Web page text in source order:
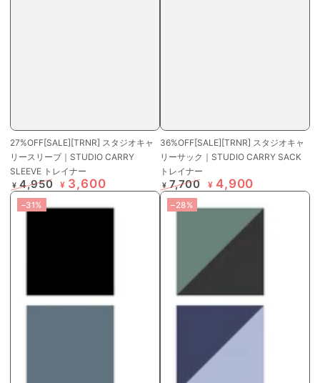
27%OFF[SALE][TRNR] スタジオキャ
リースリーブ｜STUDIO CARRY
SLEEVE トレイナー
定
価
¥ 4,950
価
¥ 3,600
36%OFF[SALE][TRNR] スタジオキャ
リーサック｜STUDIO CARRY SACK
トレイナー
定
価
¥ 7,700
価
¥ 4,900
–31% –28%